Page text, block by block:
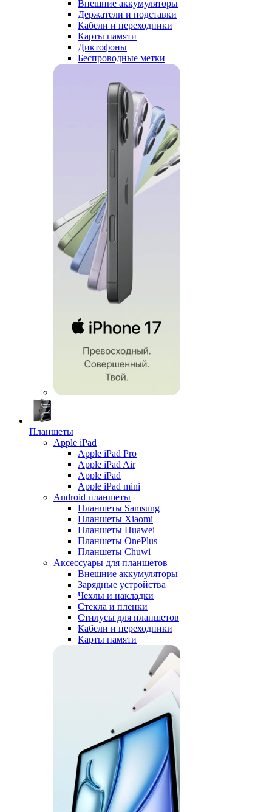
Внешние аккумуляторы
Держатели и подставки
Кабели и переходники
Карты памяти
Диктофоны
Беспроводные метки
Планшеты
Apple iPad
Apple iPad Pro
Apple iPad Air
Apple iPad
Apple iPad mini
Android планшеты
Планшеты Samsung
Планшеты Xiaomi
Планшеты Huawei
Планшеты OnePlus
Планшеты Chuwi
Аксессуары для планшетов
Внешние аккумуляторы
Зарядные устройства
Чехлы и накладки
Стекла и пленки
Стилусы для планшетов
Кабели и переходники
Карты памяти